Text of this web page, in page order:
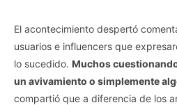
El acontecimiento despertó
usuarios e influencers que
lo sucedido. Muchos
un avivamiento o simplemente
compartió que a diferencia de los